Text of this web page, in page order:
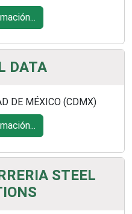
DATA
DE MÉXICO (CDMX)
STEEL